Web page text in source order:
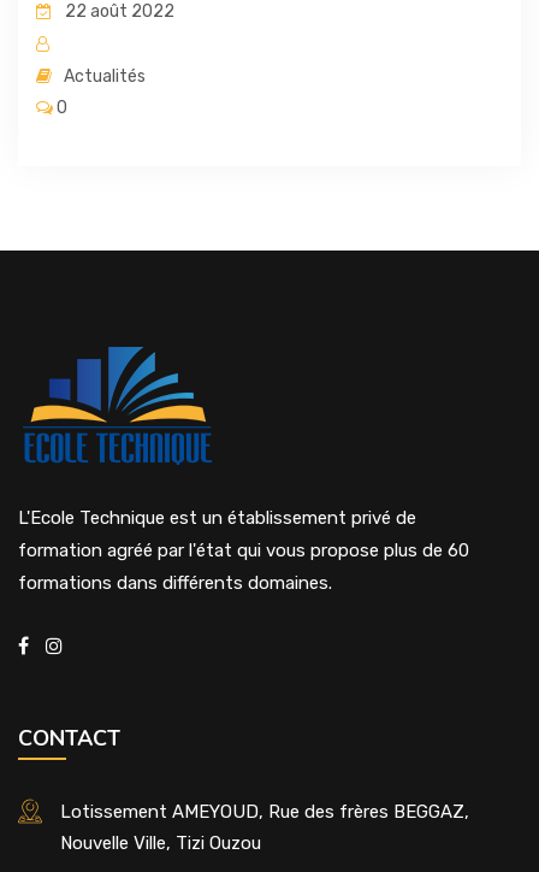
22 août 2022
Actualités
0
L'Ecole Technique est un établissement privé de
formation agréé par l'état qui vous propose plus de 60
formations dans différents domaines.
CONTACT
Lotissement AMEYOUD, Rue des frères BEGGAZ,
Nouvelle Ville, Tizi Ouzou